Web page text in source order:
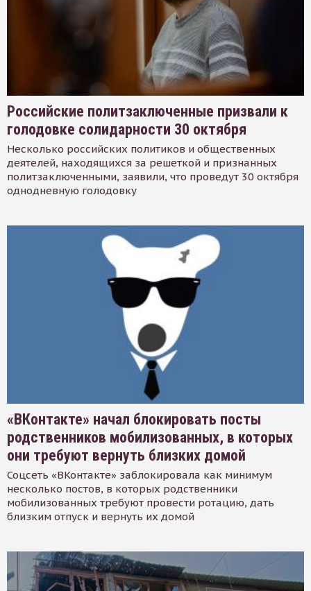
Российские политзаключенные призвали к
голодовке солидарности 30 октября
Несколько российских политиков и общественных
деятелей, находящихся за решеткой и признанных
политзаключенными, заявили, что проведут 30 октября
однодневную голодовку
«ВКонтакте» начал блокировать посты
родственников мобилизованных, в которых
они требуют вернуть близких домой
Соцсеть «ВКонтакте» заблокировала как минимум
несколько постов, в которых родственники
мобилизованных требуют провести ротацию, дать
близким отпуск и вернуть их домой